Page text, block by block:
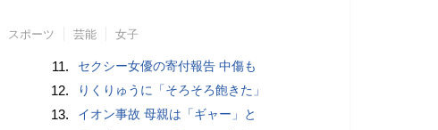
スポーツ 芸能 女子
11. セクシー女優の寄付報告 中傷も
12. りくりゅうに「そろそろ飽きた」
13. イオン事故 母親は「ギャー」と